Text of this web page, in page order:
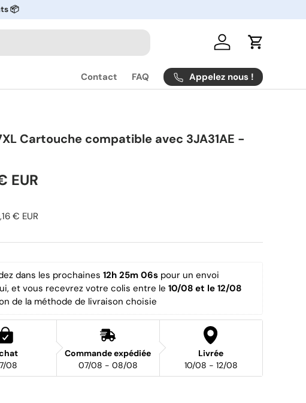
📦
Se connecter
Panier
Contact FAQ Appelez nous !
Cartouche compatible avec 3JA31AE -
EUR
€ EUR
dans les prochaines 12h 25m 06s pour un envoi
et vous recevrez votre colis entre le 10/08 et le 12/08
de la méthode de livraison choisie
08
Commande expédiée
07/08 - 08/08
Livrée
10/08 - 12/08